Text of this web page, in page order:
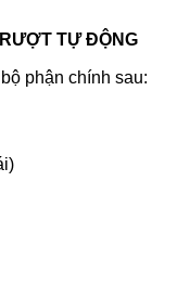
TỰ ĐỘNG
phận chính sau: